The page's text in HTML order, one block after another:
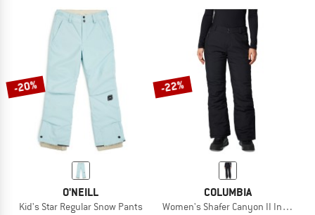
-20%
O'NEILL
Kid's Star Regular Snow Pants
-22%
COLUMBIA
Women's Shafer Canyon II